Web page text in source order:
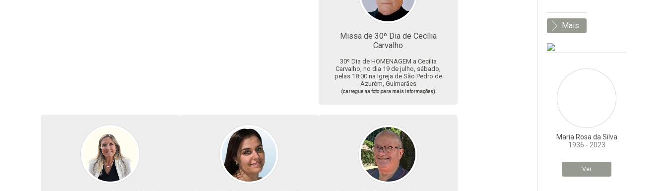
Missa de 30º Dia de Cecília
Carvalho
30º Dia de HOMENAGEM a Cecília
Carvalho, no dia 19 de julho, sábado,
pelas 18:00 na Igreja de São Pedro de
Azurém, Guimarães
(carregue na foto para mais informações)
Mais
Maria Rosa da Silva
1936 - 2023
Ver